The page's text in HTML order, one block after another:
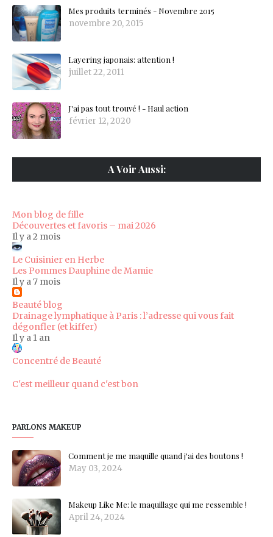
Mes produits terminés - Novembre 2015
novembre 20, 2015
Layering japonais: attention !
juillet 22, 2011
J'ai pas tout trouvé ! - Haul action
février 12, 2020
A Voir Aussi:
Mon blog de fille
Découvertes et favoris – mai 2026
Il y a 2 mois
Le Cuisinier en Herbe
Les Pommes Dauphine de Mamie
Il y a 7 mois
Beauté blog
Drainage lymphatique à Paris : l’adresse qui vous fait
dégonfler (et kiffer)
Il y a 1 an
Concentré de Beauté
C'est meilleur quand c'est bon
PARLONS MAKEUP
Comment je me maquille quand j'ai des boutons !
May 03, 2024
Makeup Like Me: le maquillage qui me ressemble !
April 24, 2024